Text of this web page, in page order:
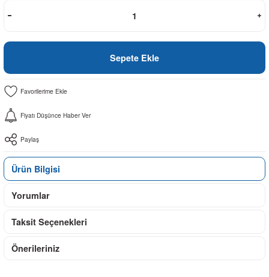
Sepete Ekle
Fiyatı Düşünce Haber Ver
Paylaş
Ürün Bilgisi
Yorumlar
Taksit Seçenekleri
Önerileriniz